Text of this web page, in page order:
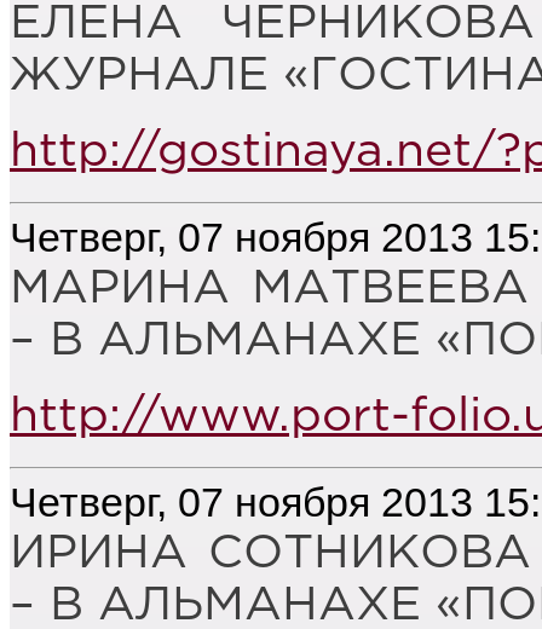
ЕЛЕНА
ЖУРНАЛЕ
http://gostinaya.net/
Четверг, 07 ноября 2013
МАРИНА
– В АЛЬМАНАХЕ
http://www.port-
Четверг, 07 ноября 2013
ИРИНА
– В АЛЬМАНАХЕ